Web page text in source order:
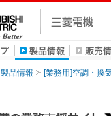
製品情報 [業務用]空調・換